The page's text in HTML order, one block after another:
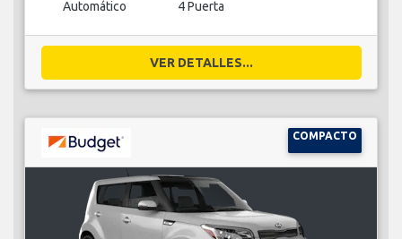
Automático 4 Puerta
VER DETALLES...
COMPACTO